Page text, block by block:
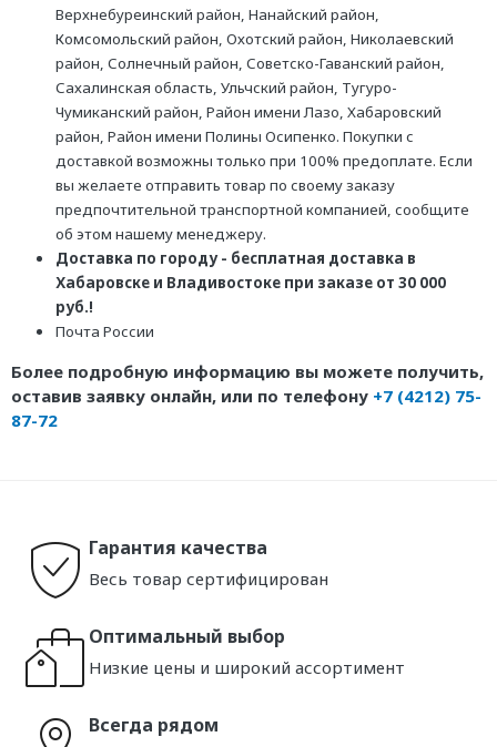
Верхнебуреинский район, Нанайский район,
Комсомольский район, Охотский район, Николаевский
район, Солнечный район, Советско-Гаванский район,
Сахалинская область, Ульчский район, Тугуро-
Чумиканский район, Район имени Лазо, Хабаровский
район, Район имени Полины Осипенко. Покупки с
доставкой возможны только при 100% предоплате. Если
вы желаете отправить товар по своему заказу
предпочтительной транспортной компанией, сообщите
об этом нашему менеджеру.
Доставка по городу - бесплатная доставка в
Хабаровске и Владивостоке при заказе от 30 000
руб.!
Почта России
Более подробную информацию вы можете получить,
оставив заявку онлайн, или по телефону +7 (4212) 75-
87-72
Гарантия качества
Весь товар сертифицирован
Оптимальный выбор
Низкие цены и широкий ассортимент
Всегда рядом